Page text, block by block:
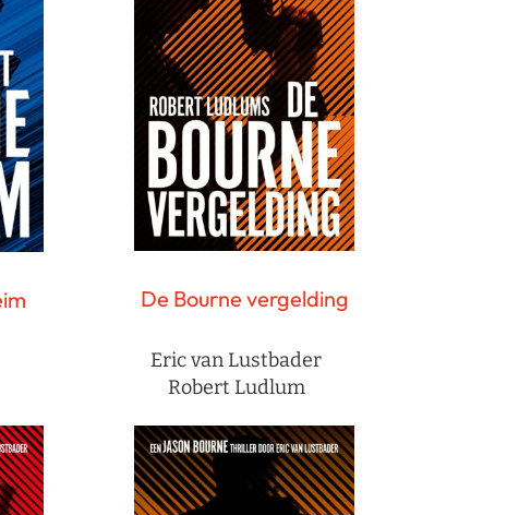
De Bourne vergelding
Eric van Lustbader
Robert Ludlum